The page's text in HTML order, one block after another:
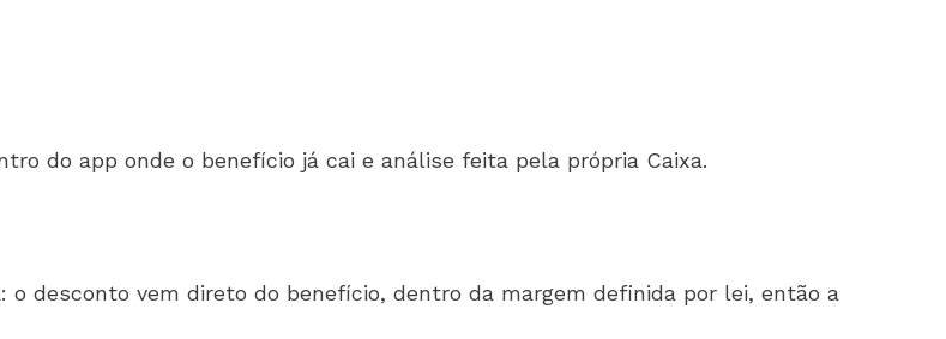
do app onde o benefício já cai e análise feita pela própria Caixa.
desconto vem direto do benefício, dentro da margem definida por lei, então a